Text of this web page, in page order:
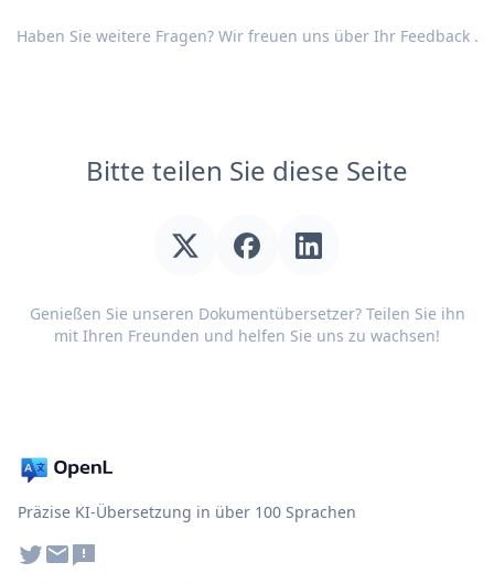
Haben Sie weitere Fragen? Wir freuen uns über Ihr Feedback.
Bitte teilen Sie diese Seite
Genießen Sie unseren Dokumentübersetzer? Teilen Sie ihn
mit Ihren Freunden und helfen Sie uns zu wachsen!
Präzise KI-Übersetzung in über 100 Sprachen